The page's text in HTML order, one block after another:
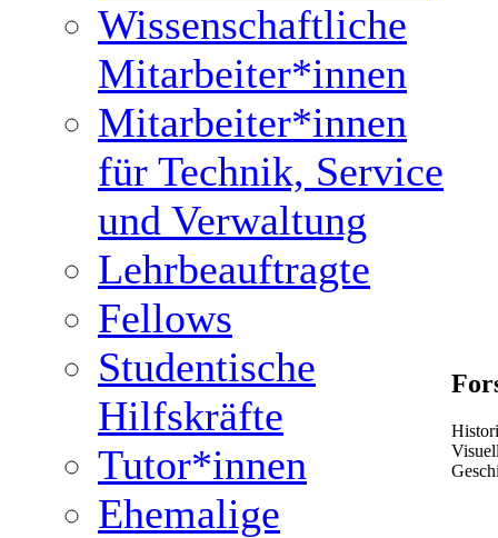
Wissenschaftliche
Mitarbeiter*innen
Mitarbeiter*innen
für Technik, Service
und Verwaltung
Lehrbeauftragte
Fellows
Studentische
Hilfskräfte
Tutor*innen
Ehemalige